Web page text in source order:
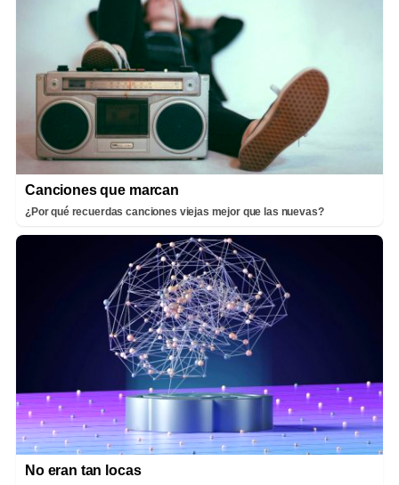
Canciones que marcan
¿Por qué recuerdas canciones viejas mejor que las nuevas?
No eran tan locas